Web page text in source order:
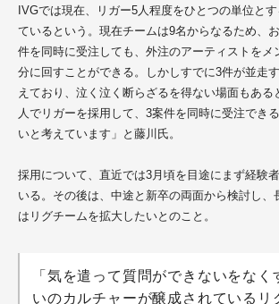
IVGでは現在、リガー5人程度をひとつの単位と
ているという。現在チームは9名からなるため、
件を同時に受注しても、外注のアーティストをメ
分に回すことができる。しかしすでに3件が並走
えており、泣く泣く断らざるを得ない場面もある
人でリガーを採用して、3案件を同時に受注でき
いと考えています」と藤川氏。
採用について、直近では3月頃を目途にまず経験
いる。その後は、中途と新卒の両面から検討し 、
はリグチームを拡大したいとのこと 。
「気を遣って質問ができないをなく
いのカルチャーが醸成されているリ